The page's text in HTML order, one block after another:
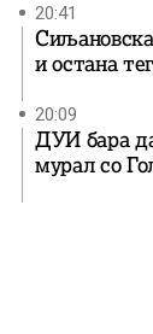
20:41
и остана
20:09
ДУИ бара
мурал со